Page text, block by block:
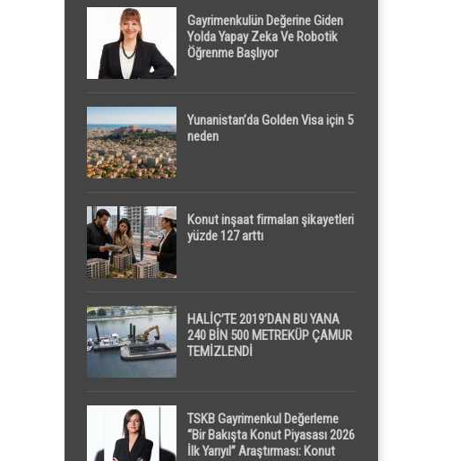
Gayrimenkulün Değerine Giden
Yolda Yapay Zeka Ve Robotik
Öğrenme Başlıyor
Yunanistan’da Golden Visa için 5
neden
Konut inşaat firmaları şikayetleri
yüzde 127 arttı
HALİÇ’TE 2019’DAN BU YANA
240 BİN 500 METREKÜP ÇAMUR
TEMİZLENDİ
TSKB Gayrimenkul Değerleme
“Bir Bakışta Konut Piyasası 2026
İlk Yarıyıl” Araştırması: Konut